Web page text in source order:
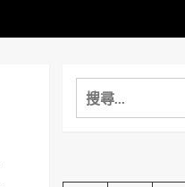
搜
尋
字: